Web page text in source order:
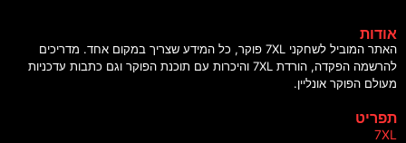
האתר המוביל לשחקני 7XL פוקר, כל המידע שצריך במקום אחד. מדריכים
להרשמה הפקדה, הורדת 7XL והיכרות עם תוכנת הפוקר וגם כתבות עדכניות
הפוקר אונליין.